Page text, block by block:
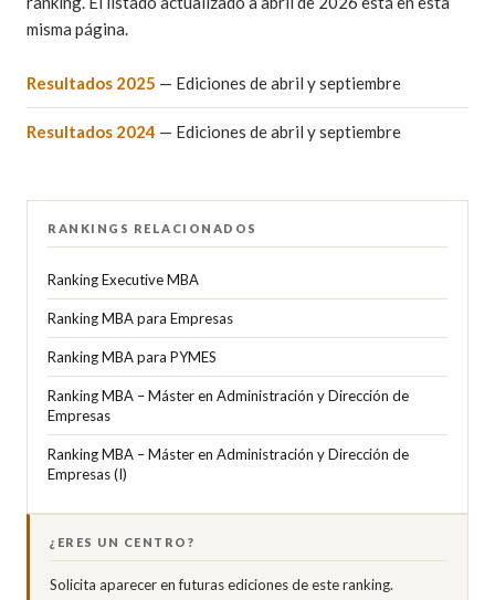
misma página.
Resultados 2025 — Ediciones de abril y septiembre
Resultados 2024 — Ediciones de abril y septiembre
RANKINGS RELACIONADOS
Ranking Executive MBA
Ranking MBA para Empresas
Ranking MBA para PYMES
Ranking MBA – Máster en Administración y Dirección de
Empresas
Ranking MBA – Máster en Administración y Dirección de
Empresas (I)
¿ERES UN CENTRO?
Solicita aparecer en futuras ediciones de este ranking.